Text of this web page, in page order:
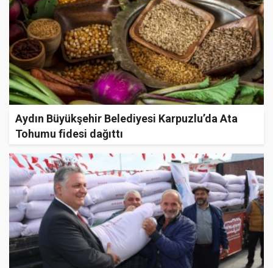
Aydın Büyükşehir Belediyesi Karpuzlu’da Ata
Tohumu fidesi dağıttı